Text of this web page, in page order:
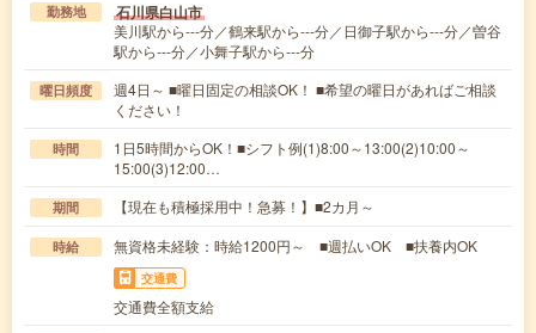
勤務地 石川県白山市
美川駅から---分／鶴来駅から---分／日御子駅から---分／曽谷
駅から---分／小舞子駅から---分
曜日頻度
週4日～ ■曜日固定の相談OK！ ■希望の曜日があればご相談
ください！
時間
1日5時間からOK！■シフト例(1)8:00～13:00(2)10:00～
15:00(3)12:00…
期間 【現在も積極採用中！急募！】■2カ月～
時給 無資格未経験：時給1200円～ ■週払いOK ■扶養内OK
交通費
交通費全額支給